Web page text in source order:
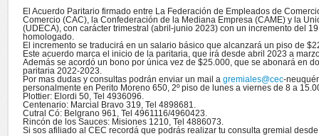
El Acuerdo Paritario firmado entre La Federación de Empleados de
Comercio (CAC), la Confederación de la Mediana Empresa (CAME) y la
(UDECA), con carácter trimestral (abril-junio 2023) con un incremento del
homologado.
El incremento se traducirá en un salario básico que alcanzará un piso de
Este acuerdo marca el inicio de la paritaria, que irá desde abril 2023 a
Además se acordó un bono por única vez de $25.000, que se abonará en
paritaria 2022-2023.
Por mas dudas y consultas podrán enviar un mail a gremiales@cec-
personalmente en Perito Moreno 650, 2º piso de lunes a viernes de 8 a
Plottier: Elordi 50, Tel 4936096.
Centenario: Marcial Bravo 319, Tel 4898681.
Cutral Có: Belgrano 961, Tel 4961116/4960423.
Rincón de los Sauces: Misiones 1210, Tel 4886073.
Si sos afiliado al CEC recordá que podrás realizar tu consulta gremial